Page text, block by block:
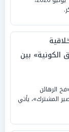
الكونية» بين
الرهائن
المشترك»، يأتي